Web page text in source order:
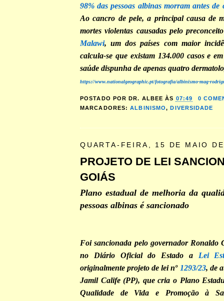
98% das pessoas albinas morram antes de
Ao cancro de pele, a principal causa de
mortes violentas causadas pelo
Malawi, um dos países com maior
calcula-se que existam 134.000 casos e
saúde dispunha de apenas quatro
https://www.nationalgeographic.pt/fotografia/albinismo-mag-
POSTADO PORDR. ALBEE ÀS 07:49
0
MARCADORES:ALBINISMO,DIVERSIDADE
QUARTA-FEIRA, 15 DE MAIO
PROJETO DE LEI
GOIÁS
Plano estadual de melhoria da
pessoas albinas é sancionado
Foi sancionada pelo governador Ronaldo
no Diário Oficial do Estado a Lei
originalmente projeto de lei nº 1293/23, de
Jamil Calife (PP), que cria o Plano
Qualidade de Vida e Promoção à